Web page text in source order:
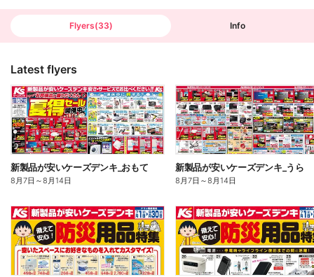
Flyers(33) Info
Latest flyers
新製品が安いケーズデンキ_おもて
8月7日 ～8月14日
新製品が安いケーズデンキ_うら
8月7日 ～8月14日